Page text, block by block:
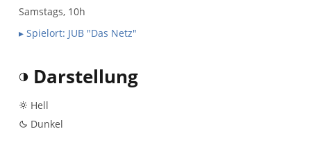
Samstags, 10h
▸ Spielort: JUB "Das Netz"
Darstellung
Hell
Dunkel